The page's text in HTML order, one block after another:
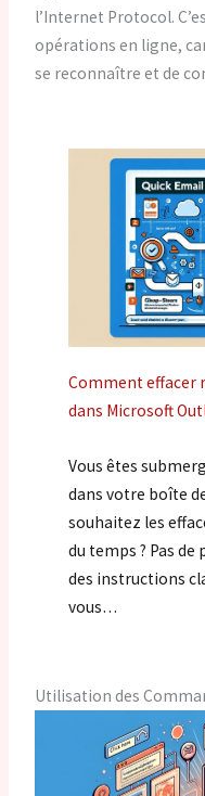
l’Internet Protocol.
opérations en ligne,
se reconnaître et de
Comment effacer
dans Microsoft
Vous êtes
dans votre boîte
souhaitez les
du temps ? Pas
des instructions
vous…
Utilisation des